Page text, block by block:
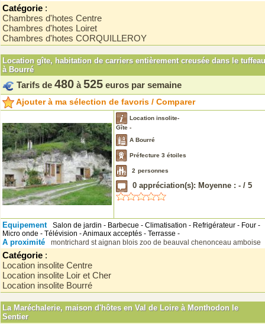
Catégorie :
Chambres d'hotes Centre
Chambres d'hotes Loiret
Chambres d'hotes CORQUILLEROY
Location gîte, habitation de carriers entièrement creusée dans le tuffeau
à Bourré
Tarifs de 480 à 525 euros par semaine
Ajouter à ma sélection de favoris / Comparer
Location insolite-
Gîte -
A Bourré
Préfecture 3 étoiles
2 personnes
0 appréciation(s): Moyenne : - / 5
Equipement
Salon de jardin - Barbecue - Climatisation - Refrigérateur - Four -
Micro onde - Télévision - Animaux acceptés - Terrasse -
A proximité montrichard st aignan blois zoo de beauval chenonceau amboise
Catégorie :
Location insolite Centre
Location insolite Loir et Cher
Location insolite Bourré
La Maréchalerie, maison d'hôtes en Val de Loire à Monthodon le
Sentier